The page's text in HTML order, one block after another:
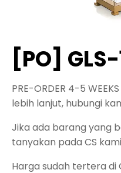
[PO]
PRE-ORDER 4-5
lebih lanjut, hubungi
Jika ada barang yang
tanyakan pada CS
Harga sudah tertera di